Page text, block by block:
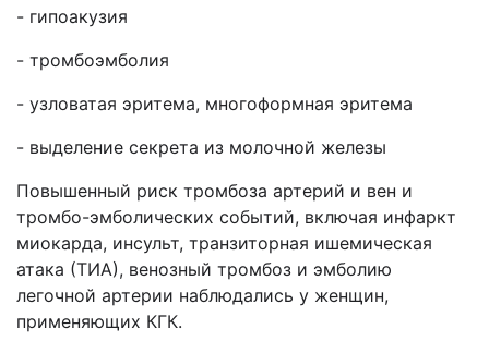
- гипоакузия
- тромбоэмболия
- узловатая эритема, многоформная эритема
- выделение секрета из молочной железы
Повышенный риск тромбоза артерий и вен и
тромбо-эмболических событий, включая инфаркт
миокарда, инсульт, транзиторная ишемическая
атака (ТИА), венозный тромбоз и эмболию
легочной артерии наблюдались у женщин,
применяющих КГК.